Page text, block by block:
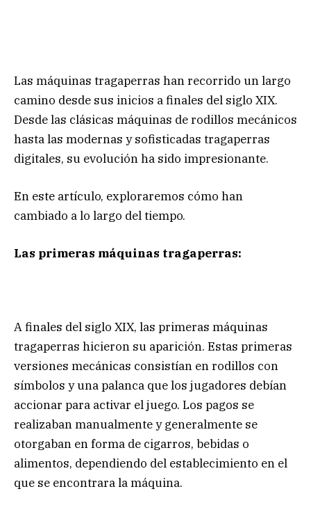
Las máquinas tragaperras han recorrido un largo
camino desde sus inicios a finales del siglo XIX.
Desde las clásicas máquinas de rodillos mecánicos
hasta las modernas y sofisticadas tragaperras
digitales, su evolución ha sido impresionante.
En este artículo, exploraremos cómo han
cambiado a lo largo del tiempo.
Las primeras máquinas tragaperras:
A finales del siglo XIX, las primeras máquinas
tragaperras hicieron su aparición. Estas primeras
versiones mecánicas consistían en rodillos con
símbolos y una palanca que los jugadores debían
accionar para activar el juego. Los pagos se
realizaban manualmente y generalmente se
otorgaban en forma de cigarros, bebidas o
alimentos, dependiendo del establecimiento en el
que se encontrara la máquina.